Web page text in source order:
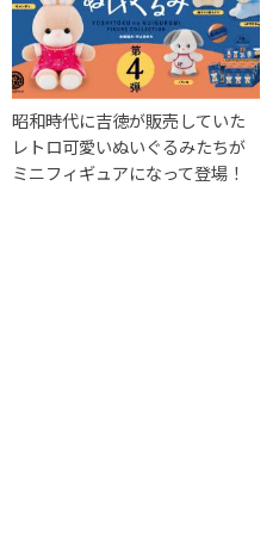
昭和時代に吉徳が販売していた
レトロ可愛いぬいぐるみたちが
ミニフィギュアになって登場！